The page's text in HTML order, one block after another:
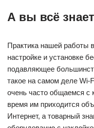
А вы всё
Практика нашей работы
настройке и установке
подавляющее
такое на самом деле
очень часто общаемся с
время им приходится
Интернет, а товарный